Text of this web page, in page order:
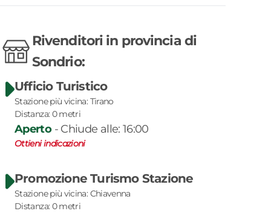
Rivenditori in provincia di
Sondrio:
Ufficio Turistico
Stazione più vicina: Tirano
Distanza: 0 metri
Aperto- Chiude alle: 16:00
Ottieni indicazioni
Promozione Turismo Stazione
Stazione più vicina: Chiavenna
Distanza: 0 metri